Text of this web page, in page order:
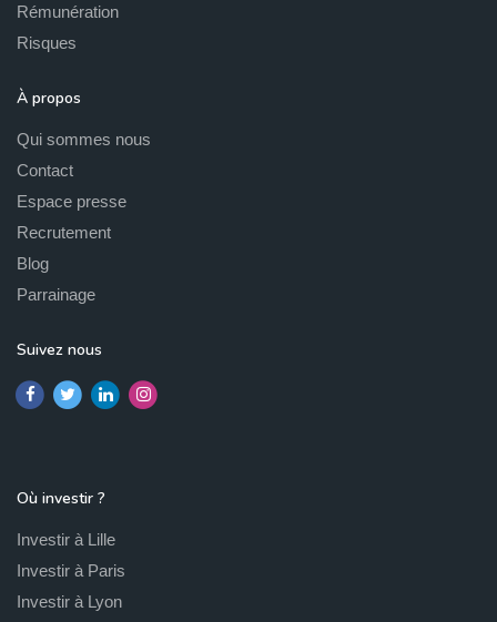
Rémunération
Risques
À propos
Qui sommes nous
Contact
Espace presse
Recrutement
Blog
Parrainage
Suivez nous
Où investir ?
Investir à Lille
Investir à Paris
Investir à Lyon